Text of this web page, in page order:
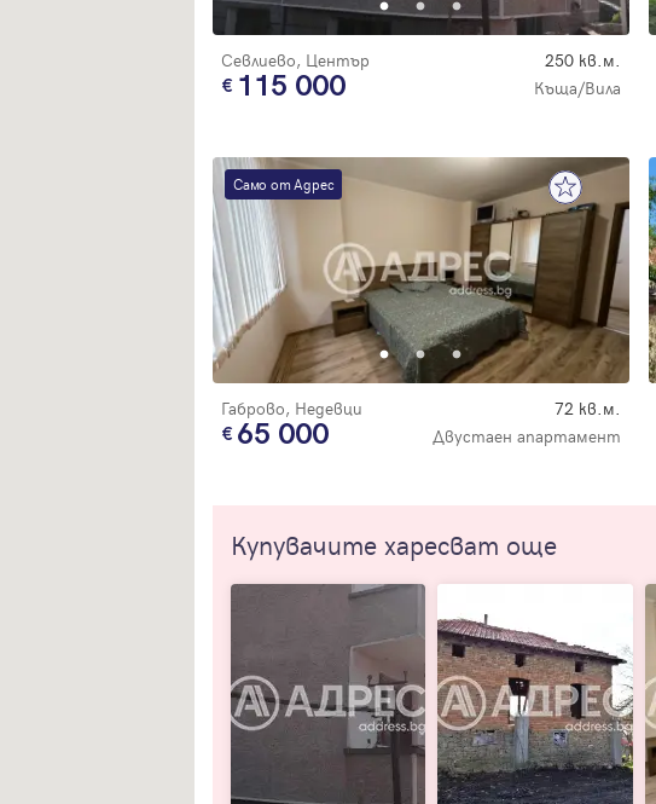
Севлиево, Център 250 кв.м.
115 000 Къща/Вила
Само от Адрес
Габрово, Недевци 72 кв.м.
65 000 Двустаен апартамент
Купувачите харесват още